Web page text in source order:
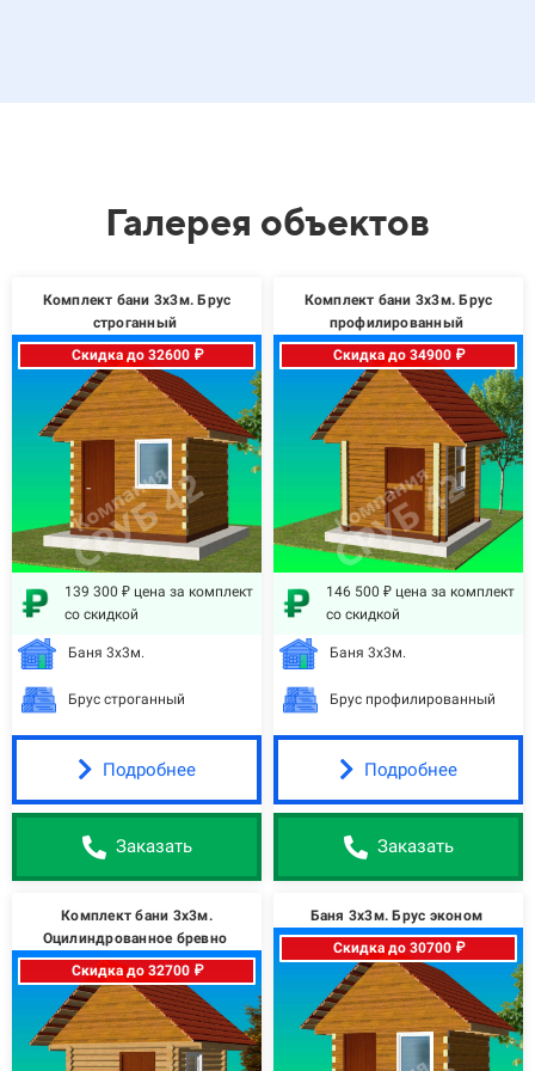
Галерея объектов
Комплект бани 3х3м. Брус
строганный
Скидка до 32600 ₽
139 300 ₽ цена за комплект
со скидкой
Баня 3х3м.
Брус строганный
Подробнее
Заказать
Комплект бани 3х3м. Брус
профилированный
Скидка до 34900 ₽
146 500 ₽ цена за комплект
со скидкой
Баня 3х3м.
Брус профилированный
Подробнее
Заказать
Комплект бани 3х3м.
Оцилиндрованное бревно
Скидка до 32700 ₽
Баня 3х3м. Брус эконом
Скидка до 30700 ₽